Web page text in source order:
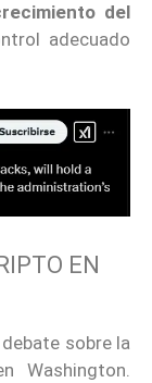
del
adecuado
EN
sobre la
Washington.